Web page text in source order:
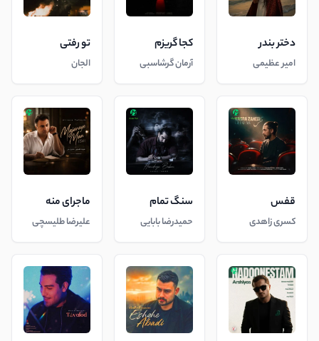
دختر بندر
امیر عظیمی
کجا گریزم
آرمان گرشاسبی
تو رفتی
الجان
قفس
کسری زاهدی
سنگ تمام
حمیدرضا بابایی
ماجرای منه
علیرضا طلیسچی